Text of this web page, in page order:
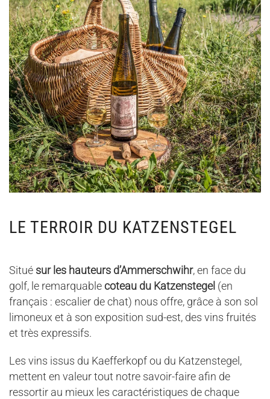
LE TERROIR DU KATZENSTEGEL
Situé sur les hauteurs d’Ammerschwihr, en face du
golf, le remarquable coteau du Katzenstegel (en
français : escalier de chat) nous offre, grâce à son sol
limoneux et à son exposition sud-est, des vins fruités
et très expressifs.
Les vins issus du Kaefferkopf ou du Katzenstegel,
mettent en valeur tout notre savoir-faire afin de
ressortir au mieux les caractéristiques de chaque